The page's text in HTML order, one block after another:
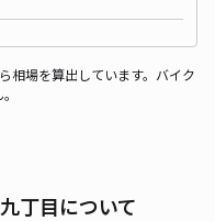
相場を算出しています。バイク
丁目について